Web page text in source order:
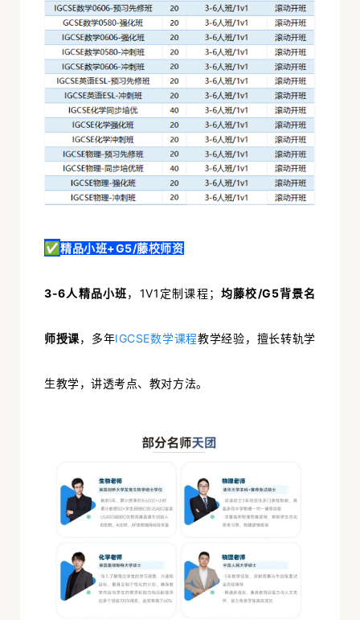
✅精品小班+G5/藤校师资
3-6人精品小班，1V1定制课程； 均藤校/G5背景名
师授课，多年IGCSE数学课程教学经验，擅长转轨学
生教学，讲透考点、教对方法。